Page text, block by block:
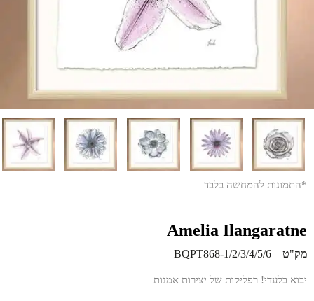
*התמונות להמחשה בלבד
Amelia Ilangaratne
מק"ט BQPT868-1/2/3/4/5/6
יבוא בלעדי! רפליקות של יצירות אמנות